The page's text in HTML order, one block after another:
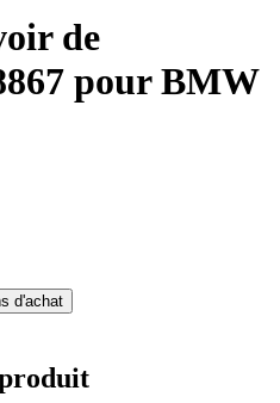
de
pour BMW
d'achat